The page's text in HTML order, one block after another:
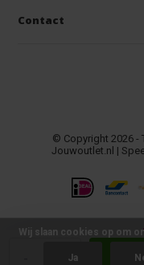
+
Contact
© Copyright 2026 -
Jouwoutlet.nl |
Wij slaan cookies op om
Ja